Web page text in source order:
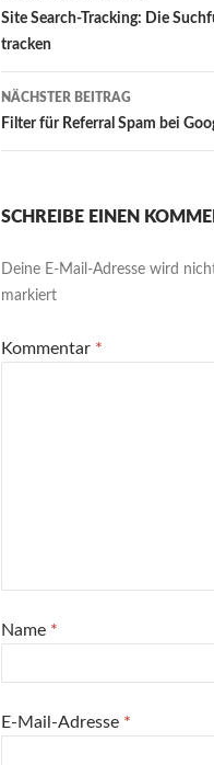
Navigation
Site Search-Tracking: Die
tracken
NÄCHSTER BEITRAG
Filter für Referral Spam bei
SCHREIBE EINEN
Deine E-Mail-Adresse wird
markiert
Kommentar *
Name *
E-Mail-Adresse *